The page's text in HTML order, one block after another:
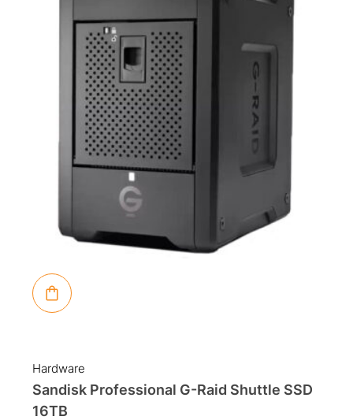
Hardware
Sandisk Professional G-Raid Shuttle SSD
16TB